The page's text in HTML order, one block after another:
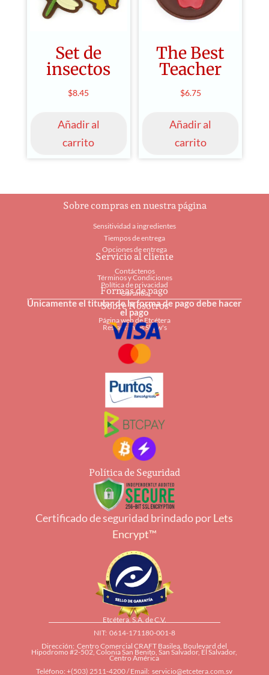
Set de
insectos
$8.45
Añadir al
carrito
The Best
Teacher
$6.75
Añadir al
carrito
Sobre compras en nuestra página
Sensitividad a ingredientes
Tiempos de entrega
Opciones de entrega
Servicio al cliente
Contáctenos
Términos y Condiciones
Política de privacidad
Garantía
Sobre Nosotros
Página web de Etcétera
Restaurantes Shaw's
Formas de pago
Únicamente el titular de la forma de pago debe hacer
el pago
Política de Seguridad
Certificado de seguridad brindado porLets
Encrypt™
Etcétera, S.A. de C.V.
NIT: 0614-171180-001-8
Dirección: Centro Comercial CRAFT Basilea, Boulevard del
Hipodromo #2-502, Colonia San Benito, San Salvador, El Salvador,
Centro América
Teléfono: +(503) 2511-4200 / Email: servicio@etcetera.com.sv